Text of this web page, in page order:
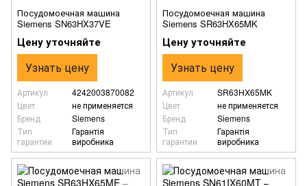
Посудомоечная машина
Siemens SN63HX37VE
Цену уточняйте
Узнать цену
Артикул
4242003870082
Цвет
не применяется
Бренд
Siemens
Тип
гарантии
Гарантія
виробника
Посудомоечная машина
Siemens SR63HX65MK
Цену уточняйте
Узнать цену
Артикул
SR63HX65MK
Цвет
не применяется
Бренд
Siemens
Тип
гарантии
Гарантія
виробника